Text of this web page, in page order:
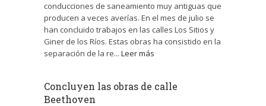
conducciones de saneamiento muy antiguas que
producen a veces averías. En el mes de julio se
han concluido trabajos en las calles Los Sitios y
Giner de los Ríos. Estas obras ha consistido en la
separación de la re... Leer más
Concluyen las obras de calle
Beethoven